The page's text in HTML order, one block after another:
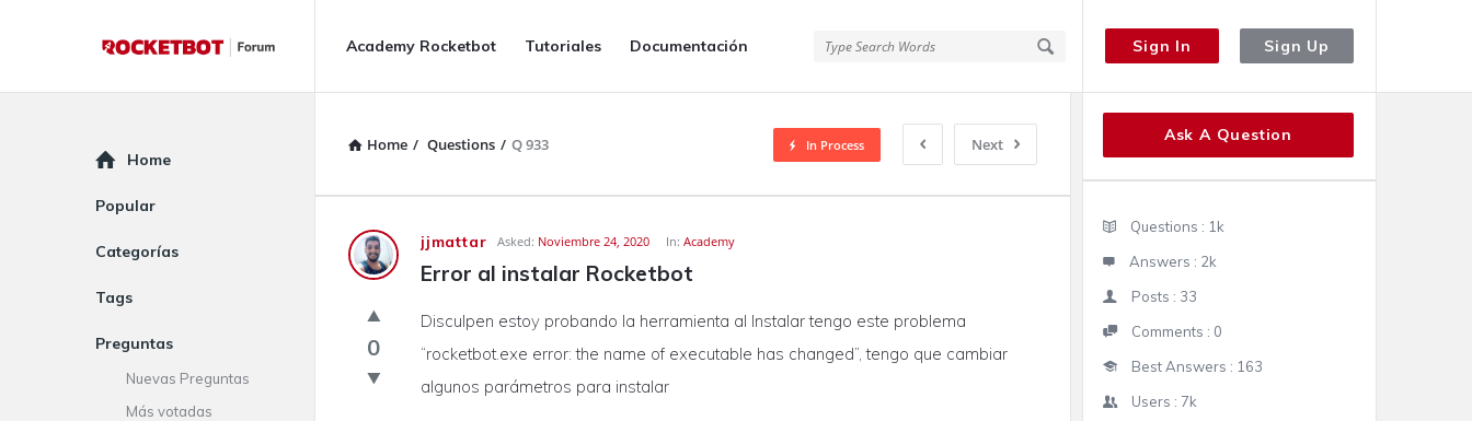
Sign In Sign Up
Forum
Forum
Navigation
Academy Rocketbot Tutoriales Documentación
Home / Questions / Q 933 Next
In Process
Rocketbot
Forum
Latest
Questions
jjmattar Asked: Noviembre 24, 2020 In:Academy
Error al instalar Rocketbot
0
Disculpen estoy probando la herramienta al Instalar tengo este problema
“rocketbot.exe error: the name of executable has changed”, tengo que cambiar
algunos parámetros para instalar
Sidebar
Ask A Question
Stats
Questions : 1k
Answers : 2k
Posts : 33
Comments : 0
Best Answers : 163
Users : 7k
Explore
Home
Popular
Categorías
Tags
Preguntas
Nuevas Preguntas
Más votadas